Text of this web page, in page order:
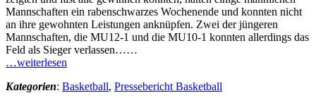
Mannschaften ein rabenschwarzes Wochenende und konnten nicht
an ihre gewohnten Leistungen anknüpfen. Zwei der jüngeren
Mannschaften, die MU12-1 und die MU10-1 konnten allerdings das
Feld als Sieger verlassen……
…weiterlesen
Kategorien: Basketball, Pressebericht Basketball